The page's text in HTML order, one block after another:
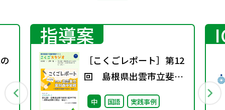
指導案
［こくごレポート］第12
回 島根県出雲市立斐川
西中学校 ～短歌を短歌で
中 国語 実践事例